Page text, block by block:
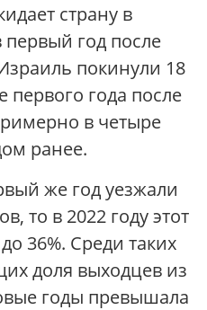
страну в
год после
покинули 18
первого года после
в четыре
ранее.
же год уезжали
то в 2022 году этот
36%. Среди таких
доля выходцев из
годы превышала